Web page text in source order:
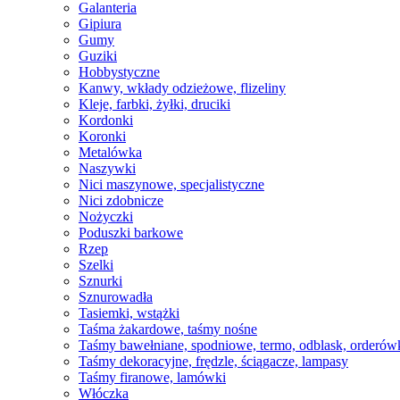
Galanteria
Gipiura
Gumy
Guziki
Hobbystyczne
Kanwy, wkłady odzieżowe, flizeliny
Kleje, farbki, żyłki, druciki
Kordonki
Koronki
Metalówka
Naszywki
Nici maszynowe, specjalistyczne
Nici zdobnicze
Nożyczki
Poduszki barkowe
Rzep
Szelki
Sznurki
Sznurowadła
Tasiemki, wstążki
Taśma żakardowe, taśmy nośne
Taśmy bawełniane, spodniowe, termo, odblask,
Taśmy dekoracyjne, frędzle, ściągacze, lampasy
Taśmy firanowe, lamówki
Włóczka